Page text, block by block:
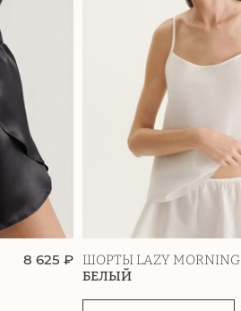
8 625 ₽
ШОРТЫ LAZY MORNING
БЕЛЫЙ